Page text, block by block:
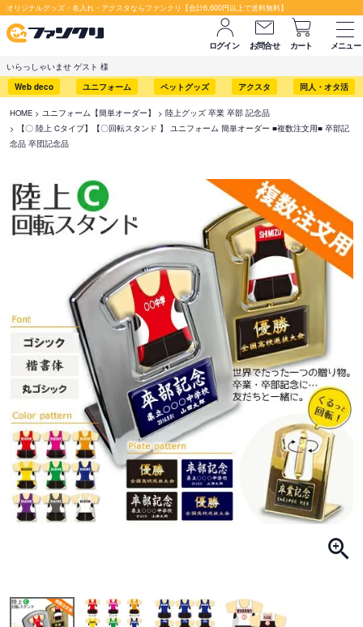
オリジナルグッズ・名入れ・アクスタならファンクリ【合計6,600円以上で送料無料】
ログイン お問合せ カート
メニュー
いらっしゃいませ ゲスト 様
Web deco
ユニフォーム ペットグッズ アクスタ 同人・オタ活
HOME ユニフォーム【簡単オーダー】
陸上グッズ 卒業 卒部 記念品
【〇 陸上 Cタイプ】【〇回転スタンド 】 ユニフォーム 簡単オーダー ■複数注文用■ 卒部記
念品 卒団記念品